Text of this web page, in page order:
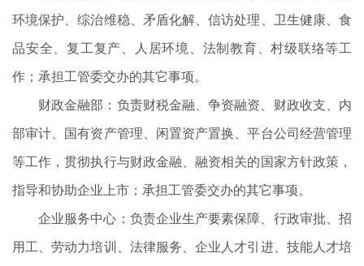
环境保护、综治维稳、矛盾化解、信访处理、卫生健康、食
品安全、复工复产、人居环境、法制教育、村级联络等工
作；承担工管委交办的其它事项。
财政金融部：负责财税金融、争资融资、财政收支、内
部审计、国有资产管理、闲置资产置换、平台公司经营管理
等工作，贯彻执行与财政金融、融资相关的国家方针政策，
指导和协助企业上市；承担工管委交办的其它事项。
企业服务中心：负责企业生产要素保障、行政审批、招
用工、劳动力培训、法律服务、企业人才引进、技能人才培